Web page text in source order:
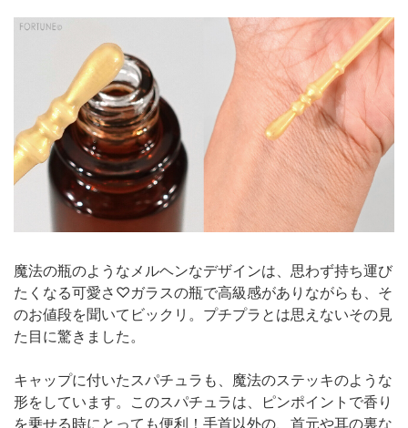
魔法の瓶のようなメルヘンなデザインは、思わず持ち運び
たくなる可愛さ♡ガラスの瓶で高級感がありながらも、そ
のお値段を聞いてビックリ。プチプラとは思えないその見
た目に驚きました。
キャップに付いたスパチュラも、魔法のステッキのような
形をしています。このスパチュラは、ピンポイントで香り
を乗せる時にとっても便利！手首以外の、首元や耳の裏な